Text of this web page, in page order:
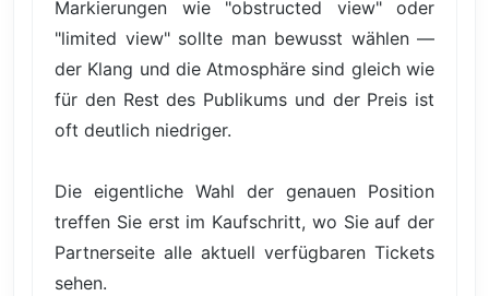
Markierungen wie "obstructed view" oder
"limited view" sollte man bewusst wählen —
der Klang und die Atmosphäre sind gleich wie
für den Rest des Publikums und der Preis ist
oft deutlich niedriger.
Die eigentliche Wahl der genauen Position
treffen Sie erst im Kaufschritt, wo Sie auf der
Partnerseite alle aktuell verfügbaren Tickets
sehen.